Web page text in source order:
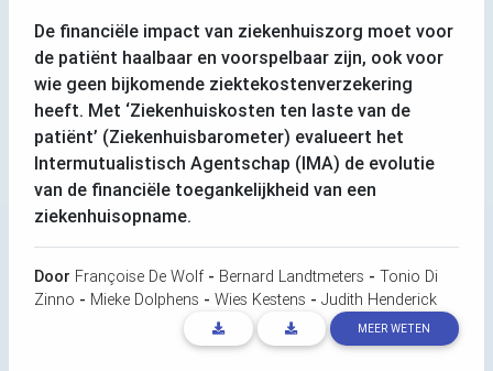
De financiële impact van ziekenhuiszorg moet voor
de patiënt haalbaar en voorspelbaar zijn, ook voor
wie geen bijkomende ziektekostenverzekering
heeft. Met ‘Ziekenhuiskosten ten laste van de
patiënt’ (Ziekenhuisbarometer) evalueert het
Intermutualistisch Agentschap (IMA) de evolutie
van de financiële toegankelijkheid van een
ziekenhuisopname.
Door Françoise De Wolf- Bernard Landtmeters - Tonio Di
Zinno - Mieke Dolphens - Wies Kestens - Judith Henderick
MEER WETEN